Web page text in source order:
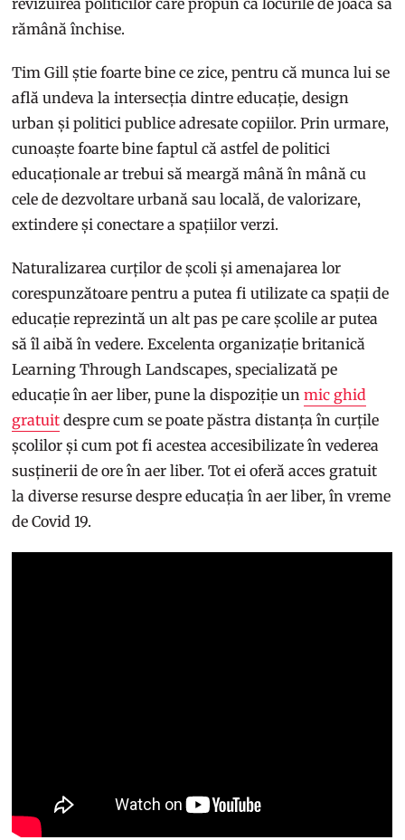
rămână închise.
Tim Gill știe foarte bine ce zice, pentru că munca lui se
află undeva la intersecția dintre educație, design
urban și politici publice adresate copiilor. Prin urmare,
cunoaște foarte bine faptul că astfel de politici
educaționale ar trebui să meargă mână în mână cu
cele de dezvoltare urbană sau locală, de valorizare,
extindere și conectare a spațiilor verzi.
Naturalizarea curților de școli și amenajarea lor
corespunzătoare pentru a putea fi utilizate ca spații de
educație reprezintă un alt pas pe care școlile ar putea
să îl aibă în vedere. Excelenta organizație britanică
Learning Through Landscapes, specializată pe
educație în aer liber, pune la dispoziție unmic ghid
gratuit despre cum se poate păstra distanța în curțile
școlilor și cum pot fi acestea accesibilizate în vederea
susținerii de ore în aer liber. Tot ei oferă acces gratuit
la diverse resurse despre educația în aer liber, în vreme
de Covid 19.